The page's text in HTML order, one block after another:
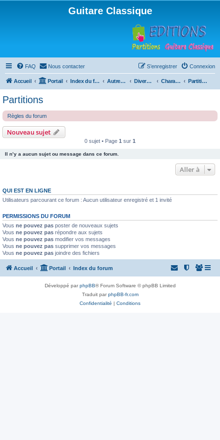
Guitare Classique
FAQ Nous contacter Connexion
S’enregistrer
Accueil Portail Index du forum Autres instruments à cordes pincées, ou styles Divers instruments Charango Partitions
Partitions
Règles du forum
Nouveau sujet
0 sujet • Page 1 sur 1
Il n’y a aucun sujet ou message dans ce forum.
Aller à
QUI EST EN LIGNE
Utilisateurs parcourant ce forum : Aucun utilisateur enregistré et 1 invité
PERMISSIONS DU FORUM
Vous ne pouvez pas poster de nouveaux sujets
Vous ne pouvez pas répondre aux sujets
Vous ne pouvez pas modifier vos messages
Vous ne pouvez pas supprimer vos messages
Vous ne pouvez pas joindre des fichiers
Accueil Portail Index du forum
Développé parphpBB® Forum Software © phpBB Limited
Traduit parphpBB-fr.com
Confidentialité | Conditions